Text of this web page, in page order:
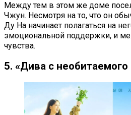
Между тем в этом же доме
Чжун. Несмотря на то, что он
Ду На начинает полагаться на
эмоциональной поддержки, и
чувства.
5. «Дива с необитаемого